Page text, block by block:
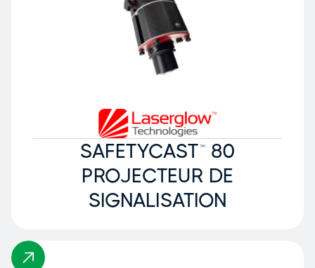
SAFETYCAST™ 80
PROJECTEUR DE
SIGNALISATION